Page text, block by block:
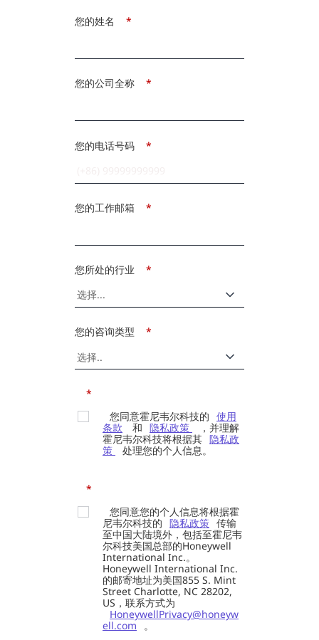
*
您的姓名
*
您的公司全称
*
您的电话号码
*
您的工作邮箱
*
您所处的行业
*
您的咨询类型
*
您同意霍尼韦尔科技的 使用
条款
和 隐私政策
，并理解
霍尼韦尔科技将根据其 隐私政
策
处理您的个人信息。
*
您同意您的个人信息将根据霍
尼韦尔科技的 隐私政策 传输
至中国大陆境外，包括至霍尼韦
尔科技美国总部的Honeywell
International Inc.。
Honeywell International Inc.
的邮寄地址为美国855 S. Mint
Street Charlotte, NC 28202,
US，联系方式为
HoneywellPrivacy@honeyw
ell.com
。